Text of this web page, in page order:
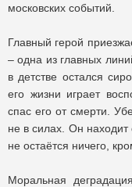
московских событий.
Главный герой
– одна из главных
в детстве остался
его жизни играет
спас его от смерти.
не в силах. Он
не остаётся ничего,
Моральная